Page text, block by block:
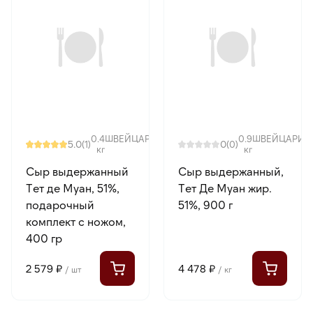
5.0(1)0.4
кг
ШВЕЙЦАРИЯ
Сыр выдержанный
Тет де Муан, 51%,
подарочный
комплект с ножом,
400 гр
2 579 ₽ / шт
0(0)0.9
кг
ШВЕЙЦАРИЯ
Сыр выдержанный,
Тет Де Муан жир.
51%, 900 г
4 478 ₽ / кг